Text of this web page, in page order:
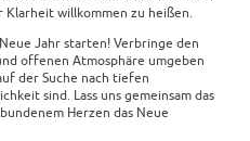
willkommen zu heißen.
Jahr starten! Verbringe den
offenen Atmosphäre umgeben
der Suche nach tiefen
sind. Lass uns gemeinsam das
Herzen das Neue